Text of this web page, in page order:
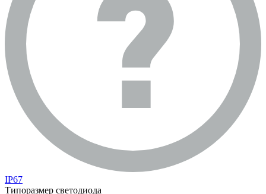
IP67
Типоразмер светодиода